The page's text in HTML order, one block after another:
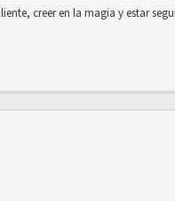
creer en la magia y estar